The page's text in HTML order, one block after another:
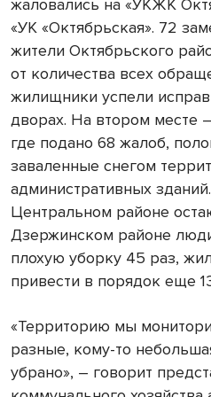
жаловались на «УКЖК
«УК «Октябрьская». 72
жители Октябрьского
от количества всех
жилищники успели
дворах. На втором месте
где подано 68 жалоб,
заваленные снегом
административных
Центральном районе
Дзержинском районе
плохую уборку 45 раз,
привести в порядок еще
«Территорию мы
разные, кому-то
убрано», – говорит